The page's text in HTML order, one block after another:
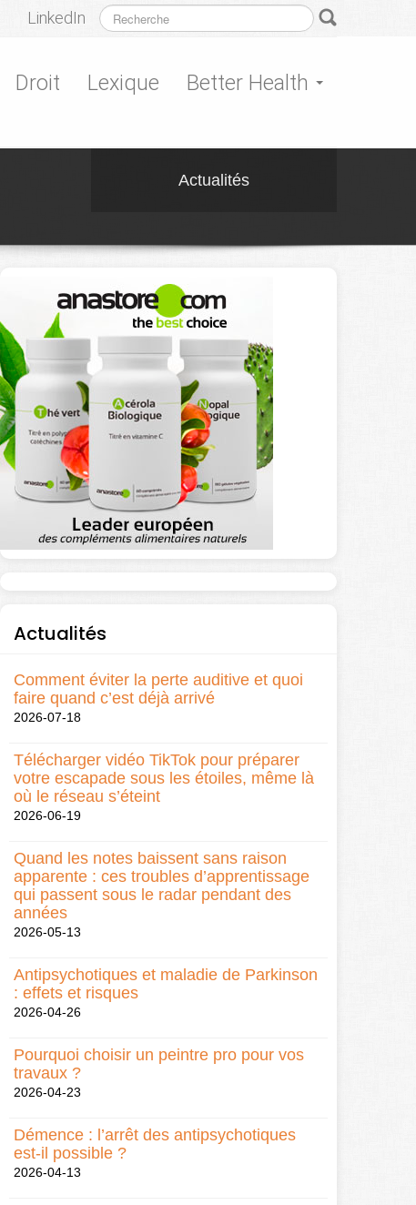
LinkedIn
Droit Lexique Better Health
Actualités
Actualités
Comment éviter la perte auditive et quoi
faire quand c’est déjà arrivé
2026-07-18
Télécharger vidéo TikTok pour préparer
votre escapade sous les étoiles, même là
où le réseau s’éteint
2026-06-19
Quand les notes baissent sans raison
apparente : ces troubles d’apprentissage
qui passent sous le radar pendant des
années
2026-05-13
Antipsychotiques et maladie de Parkinson
: effets et risques
2026-04-26
Pourquoi choisir un peintre pro pour vos
travaux ?
2026-04-23
Démence : l’arrêt des antipsychotiques
est-il possible ?
2026-04-13